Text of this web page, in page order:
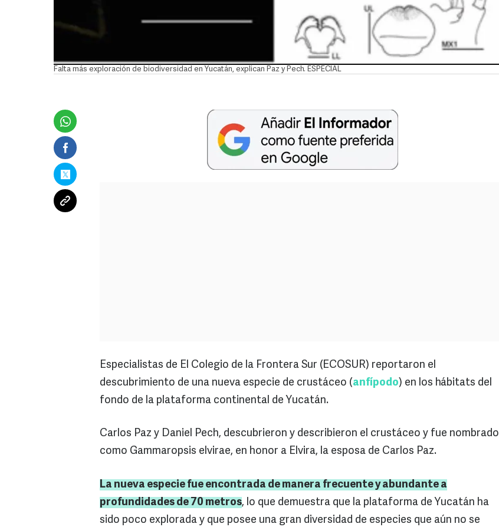
Falta más exploración de biodiversidad en Yucatán, explican Paz y Pech. ESPECIAL
Especialistas de El Colegio de la Frontera Sur (ECOSUR) reportaron el
descubrimiento de una nueva especie de crustáceo (anfípodo) en los hábitats del
fondo de la plataforma continental de Yucatán.
Carlos Paz y Daniel Pech, descubrieron y describieron el crustáceo y fue nombrado
como Gammaropsis elvirae, en honor a Elvira, la esposa de Carlos Paz.
La nueva especie fue encontrada de manera frecuente y abundante a
profundidades de 70 metros, lo que demuestra que la plataforma de Yucatán ha
sido poco explorada y que posee una gran diversidad de especies que aún no se